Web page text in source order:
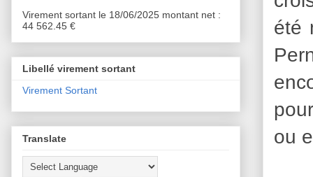
été
ou
Virement sortant le 18/06/2025 montant net :
44 562.45 €
Libellé virement sortant
Virement Sortant
Translate